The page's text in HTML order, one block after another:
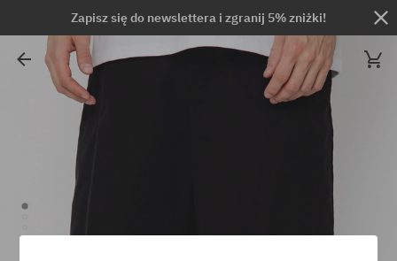
Zapisz się do newslettera i zgranij 5% zniżki!